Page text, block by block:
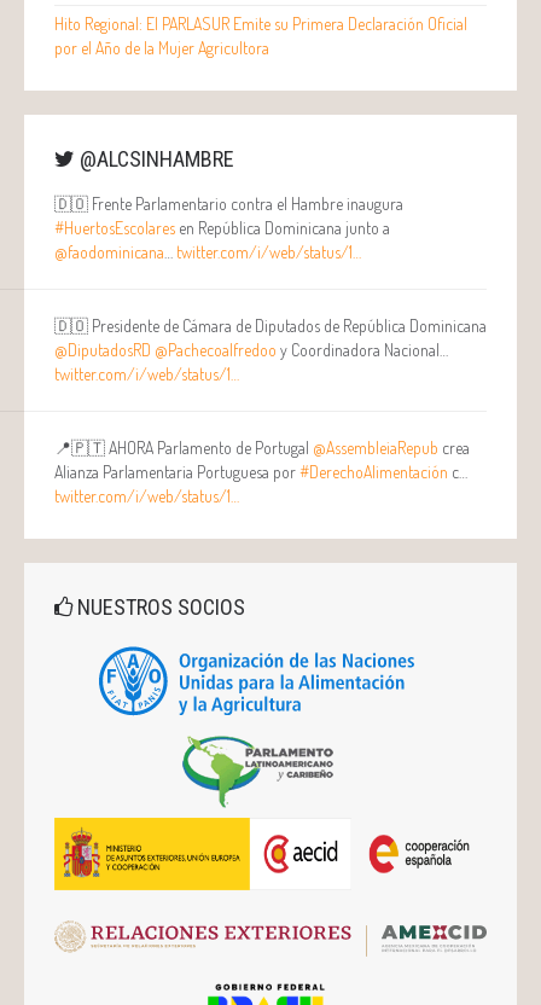
Hito Regional: El PARLASUR Emite su Primera Declaración Oficial
por el Año de la Mujer Agricultora
@ALCSINHAMBRE
🇩🇴 Frente Parlamentario contra el Hambre inaugura
#HuertosEscolares en República Dominicana junto a
@faodominicana
twitter.com/i/web/status/1…
🇩🇴 Presidente de Cámara de Diputados de República Dominicana
@DiputadosRD @Pachecoalfredoo y Coordinadora Nacional…
twitter.com/i/web/status/1…
📍🇵🇹 AHORA Parlamento de Portugal @AssembleiaRepub crea
Alianza Parlamentaria Portuguesa por#DerechoAlimentación c…
twitter.com/i/web/status/1…
NUESTROS SOCIOS